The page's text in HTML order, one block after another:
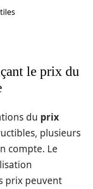
le prix du
du prix
plusieurs
compte. Le
prix peuvent